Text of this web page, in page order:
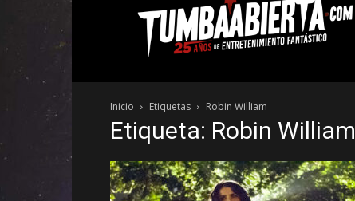
web
del
entretenimiento
el
género
fantástico.
Inicio Etiquetas Robin William
Etiqueta: Robin William